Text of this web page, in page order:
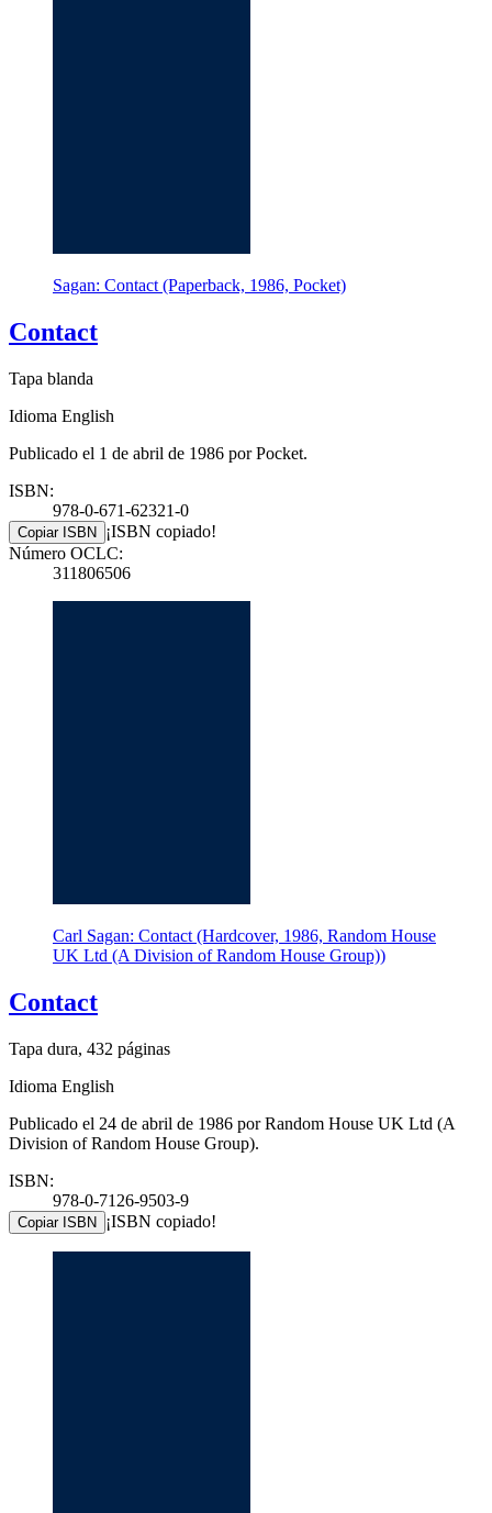
Sagan: Contact (Paperback, 1986, Pocket)
Contact
Tapa blanda
Idioma English
Publicado el 1 de abril de 1986 por Pocket.
ISBN:
978-0-671-62321-0
Copiar ISBN
¡ISBN copiado!
Número OCLC:
311806506
Carl Sagan: Contact (Hardcover, 1986, Random House
UK Ltd (A Division of Random House Group))
Contact
Tapa dura, 432 páginas
Idioma English
Publicado el 24 de abril de 1986 por Random House UK Ltd (A
Division of Random House Group).
ISBN:
978-0-7126-9503-9
Copiar ISBN ¡ISBN copiado!